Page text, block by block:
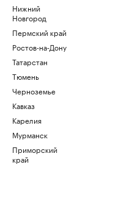
Нижний
Новгород
Пермский край
Ростов-на-Дону
Татарстан
Тюмень
Черноземье
Кавказ
Карелия
Мурманск
Приморский
край